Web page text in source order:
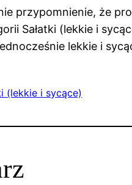
przypomnienie, że
Sałatki (lekkie i
lekkie i
(lekkie i sycące)